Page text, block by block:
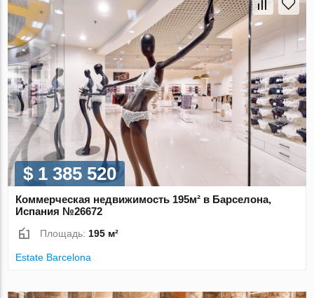
$ 1 385 520
Коммерческая недвижимость 195м² в Барселона,
Испания №26672
Площадь: 195 м²
Estate Barcelona